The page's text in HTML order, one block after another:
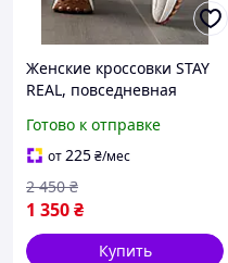
Женские кроссовки STAY
REAL, повседневная
цвета, размер 41, код 00-
0887
Готово к отправке
от225₴/мес
1 350₴
2 450 ₴
Купить